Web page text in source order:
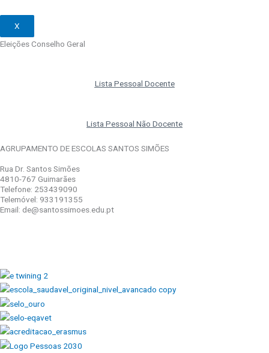
X
Eleições Conselho Geral
Lista Pessoal Docente
Lista Pessoal Não Docente
AGRUPAMENTO DE ESCOLAS SANTOS SIMÕES
Rua Dr. Santos Simões
4810-767 Guimarães
Telefone: 253439090
Telemóvel: 933191355
Email: de@santossimoes.edu.pt